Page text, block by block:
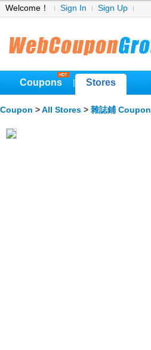
Welcome！ Sign In Sign Up
Coupons Stores
Coupon > All Stores > 雜誌鋪 Coupon